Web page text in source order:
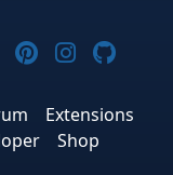
Threads
on on
Joomla! on
Joomla!
Extensions
Shop